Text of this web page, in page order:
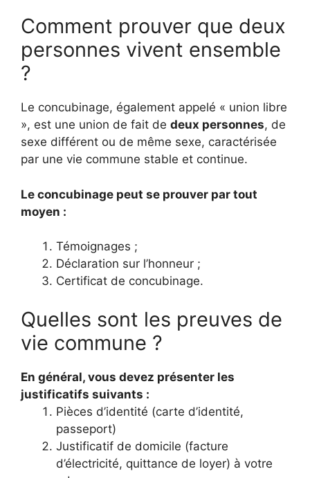
Comment prouver que deux
personnes vivent ensemble
?
Le concubinage, également appelé « union libre
», est une union de fait de deux personnes, de
sexe différent ou de même sexe, caractérisée
par une vie commune stable et continue.
Le concubinage peut se prouver par tout
moyen :
Témoignages ;
Déclaration sur l’honneur ;
Certificat de concubinage.
Quelles sont les preuves de
vie commune ?
En général, vous devez présenter les
justificatifs suivants :
Pièces d’identité (carte d’identité,
passeport)
Justificatif de domicile (facture
d’électricité, quittance de loyer) à votre